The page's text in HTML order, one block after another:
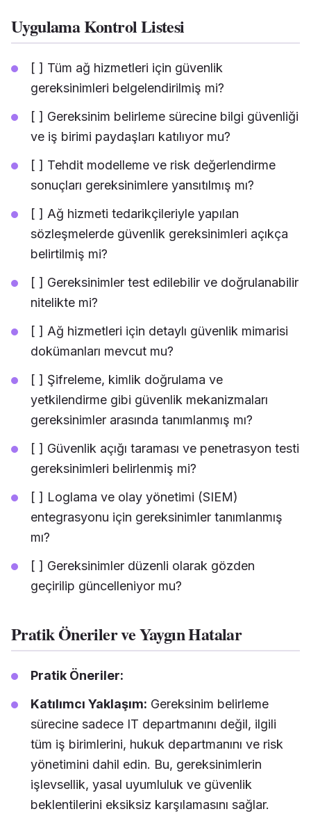
Uygulama Kontrol Listesi
[ ] Tüm ağ hizmetleri için güvenlik
gereksinimleri belgelendirilmiş mi?
[ ] Gereksinim belirleme sürecine bilgi güvenliği
ve iş birimi paydaşları katılıyor mu?
[ ] Tehdit modelleme ve risk değerlendirme
sonuçları gereksinimlere yansıtılmış mı?
[ ] Ağ hizmeti tedarikçileriyle yapılan
sözleşmelerde güvenlik gereksinimleri açıkça
belirtilmiş mi?
[ ] Gereksinimler test edilebilir ve doğrulanabilir
nitelikte mi?
[ ] Ağ hizmetleri için detaylı güvenlik mimarisi
dokümanları mevcut mu?
[ ] Şifreleme, kimlik doğrulama ve
yetkilendirme gibi güvenlik mekanizmaları
gereksinimler arasında tanımlanmış mı?
[ ] Güvenlik açığı taraması ve penetrasyon testi
gereksinimleri belirlenmiş mi?
[ ] Loglama ve olay yönetimi (SIEM)
entegrasyonu için gereksinimler tanımlanmış
mı?
[ ] Gereksinimler düzenli olarak gözden
geçirilip güncelleniyor mu?
Pratik Öneriler ve Yaygın Hatalar
Pratik Öneriler:
Katılımcı Yaklaşım: Gereksinim belirleme
sürecine sadece IT departmanını değil, ilgili
tüm iş birimlerini, hukuk departmanını ve risk
yönetimini dahil edin. Bu, gereksinimlerin
işlevsellik, yasal uyumluluk ve güvenlik
beklentilerini eksiksiz karşılamasını sağlar.